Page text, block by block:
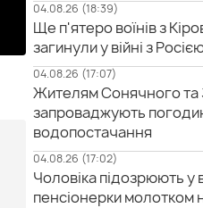
04.08.26 (18:39)
Ще п'ятеро воїнів з
загинули у війні з
04.08.26 (17:07)
Жителям Сонячного та
запроваджують
водопостачання
04.08.26 (17:02)
Чоловіка підозрюють у
пенсіонерки молотком